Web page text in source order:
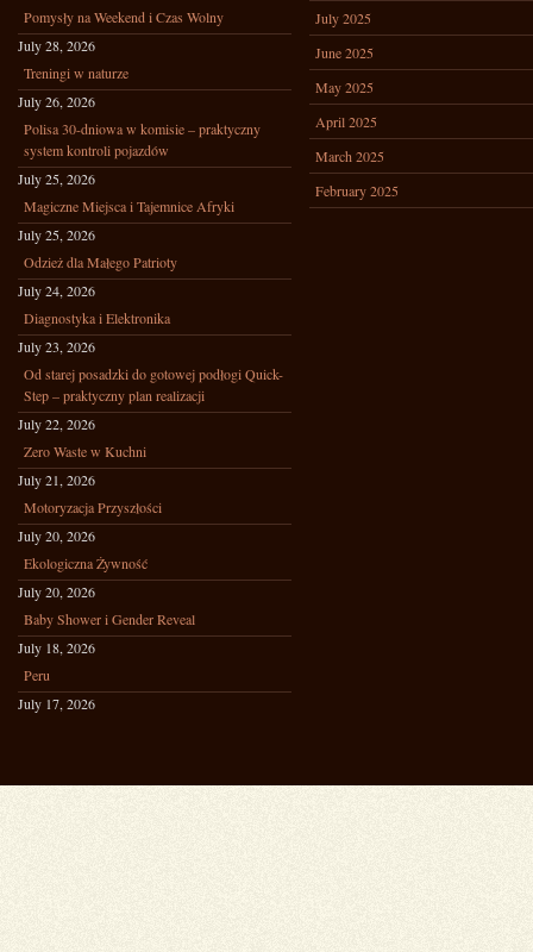
Pomysły na Weekend i Czas Wolny
July 28, 2026
Treningi w naturze
July 26, 2026
Polisa 30-dniowa w komisie – praktyczny
system kontroli pojazdów
July 25, 2026
Magiczne Miejsca i Tajemnice Afryki
July 25, 2026
Odzież dla Małego Patrioty
July 24, 2026
Diagnostyka i Elektronika
July 23, 2026
Od starej posadzki do gotowej podłogi Quick-
Step – praktyczny plan realizacji
July 22, 2026
Zero Waste w Kuchni
July 21, 2026
Motoryzacja Przyszłości
July 20, 2026
Ekologiczna Żywność
July 20, 2026
Baby Shower i Gender Reveal
July 18, 2026
Peru
July 17, 2026
July 2025
June 2025
May 2025
April 2025
March 2025
February 2025